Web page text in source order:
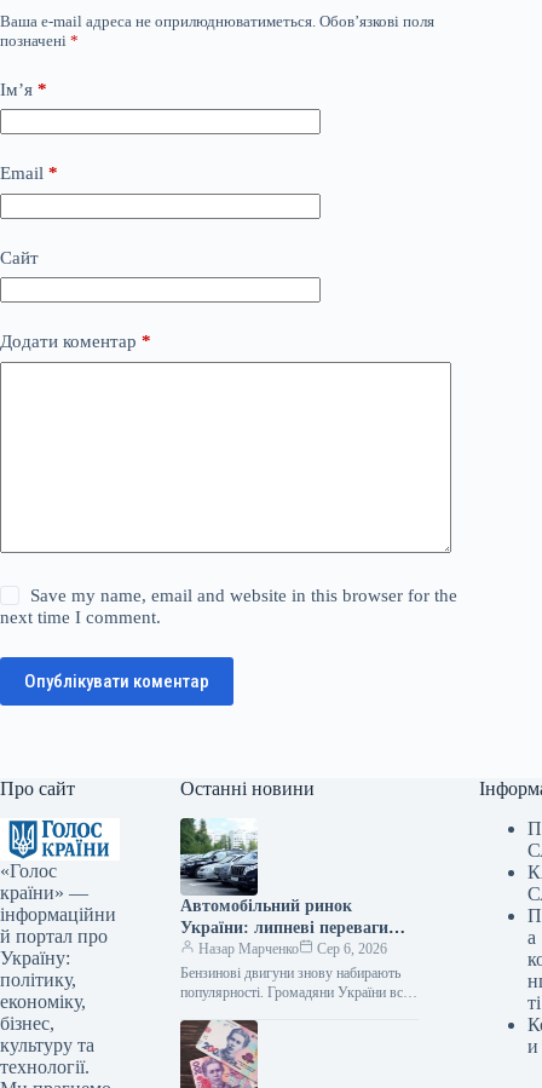
Ваша e-mail адреса не оприлюднюватиметься. Обов’язкові поля
позначені *
Ім’я *
Email *
Сайт
Додати коментар *
Save my name, email and website in this browser for the
next time I comment.
Опублікувати коментар
Про сайт
«Голос
країни» —
інформаційни
й портал про
Україну:
політику,
економіку,
бізнес,
культуру та
технології.
Останні новини
Автомобільний ринок
України: липневі переваги
українців у виборі двигунів
Назар Марченко
Сер 6, 2026
Бензинові двигуни знову набирають
популярності. Громадяни України все
транспортним засобам з класичними
силовими установками. У липні…
а
ті
и